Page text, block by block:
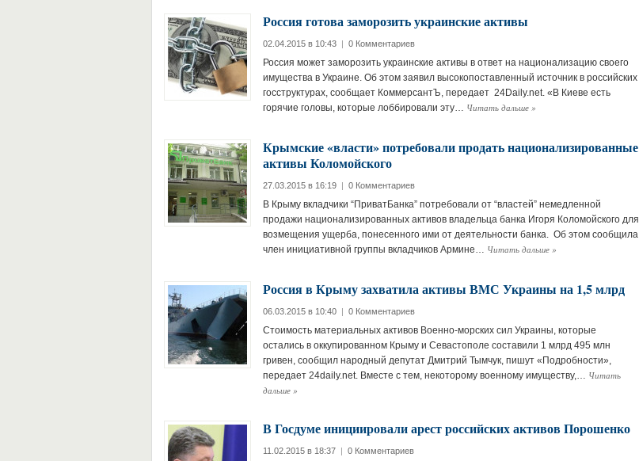
Россия готова заморозить украинские активы
02.04.2015 в 10:43 | 0 Комментариев
Россия может заморозить украинские активы в ответ на национализацию своего
имущества в Украине. Об этом заявил высокопоставленный источник в российских
госструктурах, сообщает КоммерсантЪ, передает 24Daily.net. «В Киеве есть
горячие головы, которые лоббировали эту… Читать дальше »
Крымские «власти» потребовали продать национализированные
активы Коломойского
27.03.2015 в 16:19 | 0 Комментариев
В Крыму вкладчики “ПриватБанка” потребовали от “властей” немедленной
продажи национализированных активов владельца банка Игоря Коломойского для
возмещения ущерба, понесенного ими от деятельности банка. Об этом сообщила
член инициативной группы вкладчиков Армине… Читать дальше »
Россия в Крыму захватила активы ВМС Украины на 1,5 млрд
06.03.2015 в 10:40 | 0 Комментариев
Стоимость материальных активов Военно-морских сил Украины, которые
остались в оккупированном Крыму и Севастополе составили 1 млрд 495 млн
гривен, сообщил народный депутат Дмитрий Тымчук, пишут «Подробности»,
передает 24daily.net. Вместе с тем, некоторому военному имуществу,… Читать
дальше »
В Госдуме инициировали арест российских активов Порошенко
11.02.2015 в 18:37 | 0 Комментариев